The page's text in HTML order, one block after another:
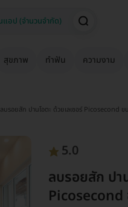
สุขภาพ ทำฟัน ความงาม
ลบรอยสัก ปานโอตะ ด้วยเลเซอร์ Picosecond
5.0
ลบรอยสัก ปา
Picosecond